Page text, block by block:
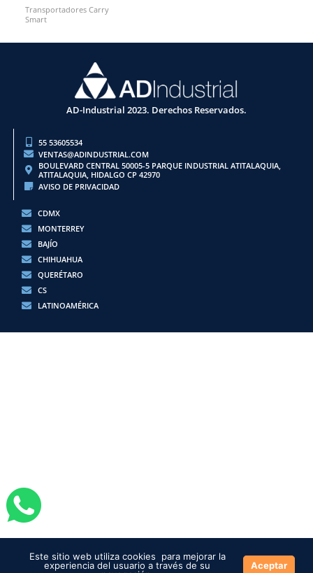
Transportadores Carry
Smart
AD-Industrial 2023. Derechos Reservados.
55 53605534
VENTAS@ADINDUSTRIAL.COM
BOULEVARD CENTRAL 50005-5 PARQUE INDUSTRIAL ATITALAQUIA,
ATITALAQUIA, HIDALGO CP 42970
AVISO DE PRIVACIDAD
CDMX
MONTERREY
BAJÍO
CHIHUAHUA
QUERÉTARO
CS
LATINOAMÉRICA
Este sitio web utiliza cookies para mejorar la
experiencia del usuario a través de su
Aceptar